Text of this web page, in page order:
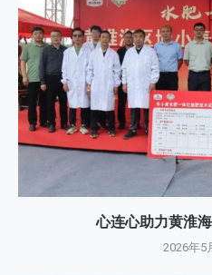
心连心助力黄淮
2026年5